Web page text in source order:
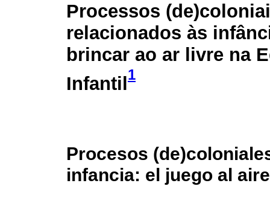
Processos
relacionados às
brincar ao ar livre na
Infantil 1
Procesos
infancia: el juego al